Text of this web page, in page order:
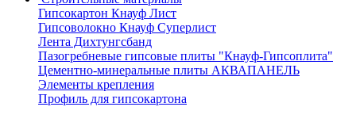
Гипсокартон Кнауф Лист
Гипсоволокно Кнауф Суперлист
Лента Дихтунгсбанд
Пазогребневые гипсовые плиты "Кнауф-Гипсоплита"
Цементно-минеральные плиты АКВАПАНЕЛЬ
Элементы крепления
Профиль для гипсокартона